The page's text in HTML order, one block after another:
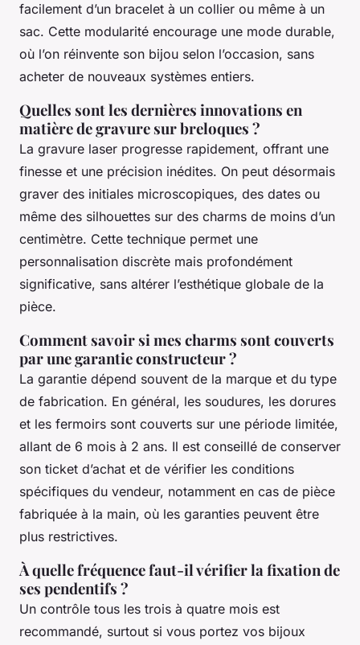
facilement d’un bracelet à un collier ou même à un
sac. Cette modularité encourage une mode durable,
où l’on réinvente son bijou selon l’occasion, sans
acheter de nouveaux systèmes entiers.
Quelles sont les dernières innovations en
matière de gravure sur breloques ?
La gravure laser progresse rapidement, offrant une
finesse et une précision inédites. On peut désormais
graver des initiales microscopiques, des dates ou
même des silhouettes sur des charms de moins d’un
centimètre. Cette technique permet une
personnalisation discrète mais profondément
significative, sans altérer l’esthétique globale de la
pièce.
Comment savoir si mes charms sont couverts
par une garantie constructeur ?
La garantie dépend souvent de la marque et du type
de fabrication. En général, les soudures, les dorures
et les fermoirs sont couverts sur une période limitée,
allant de 6 mois à 2 ans. Il est conseillé de conserver
son ticket d’achat et de vérifier les conditions
spécifiques du vendeur, notamment en cas de pièce
fabriquée à la main, où les garanties peuvent être
plus restrictives.
À quelle fréquence faut-il vérifier la fixation de
ses pendentifs ?
Un contrôle tous les trois à quatre mois est
recommandé, surtout si vous portez vos bijoux